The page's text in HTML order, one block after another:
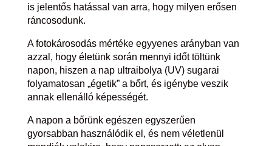
is jelentős hatással van arra, hogy milyen erősen
ráncosodunk.
A fotokárosodás mértéke egyyenes arányban van
azzal, hogy életünk során mennyi időt töltünk
napon, hiszen a nap ultraibolya (UV) sugarai
folyamatosan „égetik” a bőrt, és igénybe veszik
annak ellenálló képességét.
A napon a bőrünk egészen egyszerűen
gyorsabban használódik el, és nem véletlenül